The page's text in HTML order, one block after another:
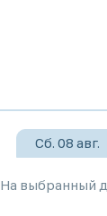
Сб. 08 авг.
На выбранный